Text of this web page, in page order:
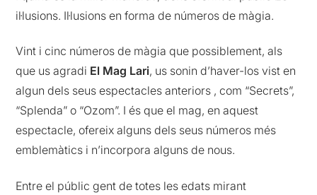
il·lusions. Il·lusions en forma de números de màgia.
Vint i cinc números de màgia que possiblement, als
que us agradi El Mag Lari, us sonin d’haver-los vist en
algun dels seus espectacles anteriors , com “Secrets”,
“Splenda” o “Ozom”. I és que el mag, en aquest
espectacle, ofereix alguns dels seus números més
emblemàtics i n’incorpora alguns de nous.
Entre el públic gent de totes les edats mirant